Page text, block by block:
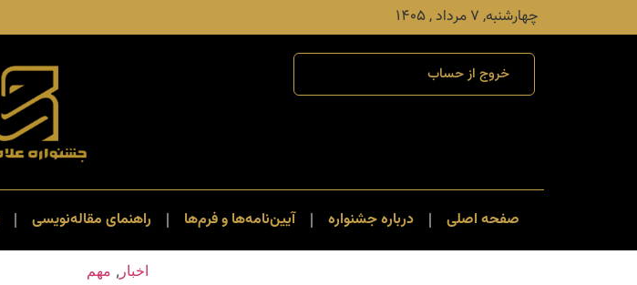
چهارشنبه, ۷ مرداد , ۱۴۰۵
خروج از حساب
صفحه اصلی درباره جشنواره آیین‌نامه‌ها و فرم‌ها راهنمای مقاله‌نویسی
اخبار , مهم